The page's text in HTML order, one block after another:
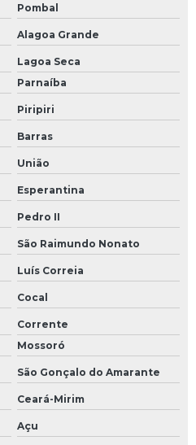
Pombal
Alagoa Grande
Lagoa Seca
Parnaíba
Piripiri
Barras
União
Esperantina
Pedro II
São Raimundo Nonato
Luís Correia
Cocal
Corrente
Mossoró
São Gonçalo do Amarante
Ceará-Mirim
Açu